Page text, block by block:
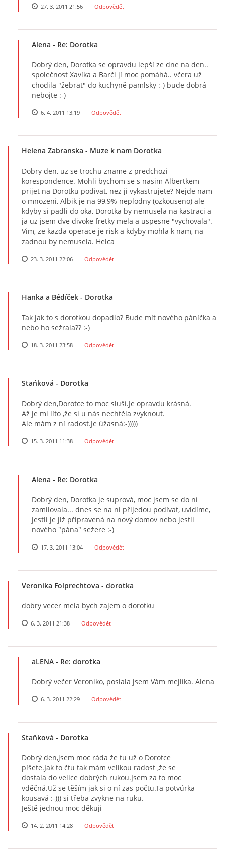
27. 3. 2011 21:56 Odpovědět
Alena - Re: Dorotka
Dobrý den, Dorotka se opravdu lepší ze dne na den..
společnost Xavíka a Barči jí moc pomáhá.. včera už
chodila "žebrat" do kuchyně pamlsky :-) bude dobrá
nebojte :-)
6. 4. 2011 13:19 Odpovědět
Helena Zabranska - Muze k nam Dorotka
Dobry den, uz se trochu zname z predchozi
korespondence. Mohli bychom se s nasim Albertkem
prijet na Dorotku podivat, nez ji vykastrujete? Nejde nam
o mnozeni, Albik je na 99,9% neplodny (ozkouseno) ale
kdyby si padli do oka, Dorotka by nemusela na kastraci a
ja uz jsem dve divoke fretky mela a uspesne "vychovala".
Vim, ze kazda operace je risk a kdyby mohla k nam, na
zadnou by nemusela. Helca
23. 3. 2011 22:06 Odpovědět
Hanka a Bédíček - Dorotka
Tak jak to s dorotkou dopadlo? Bude mít nového páníčka a
nebo ho sežrala?? :-)
18. 3. 2011 23:58 Odpovědět
Stańková - Dorotka
Dobrý den,Dorotce to moc sluší.Je opravdu krásná.
Až je mi líto ,že si u nás nechtěla zvyknout.
Ale mám z ní radost.Je úžasná:-)))))
15. 3. 2011 11:38 Odpovědět
Alena - Re: Dorotka
Dobrý den, Dorotka je suprová, moc jsem se do ní
zamilovala... dnes se na ni přijedou podívat, uvidíme,
jestli je již připravená na nový domov nebo jestli
nového "pána" sežere :-)
17. 3. 2011 13:04 Odpovědět
Veronika Folprechtova - dorotka
dobry vecer mela bych zajem o dorotku
6. 3. 2011 21:38 Odpovědět
aLENA - Re: dorotka
Dobrý večer Veroniko, poslala jsem Vám mejlíka. Alena
6. 3. 2011 22:29 Odpovědět
Staňková - Dorotka
Dobrý den,jsem moc ráda že tu už o Dorotce
píšete.Jak to čtu tak mám velikou radost ,že se
dostala do velice dobrých rukou.Jsem za to moc
vděčná.Už se těším jak si o ní zas počtu.Ta potvúrka
kousavá :-))) si třeba zvykne na ruku.
Ještě jednou moc děkuji
14. 2. 2011 14:28 Odpovědět